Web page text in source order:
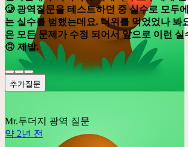
🥲 광역질문을 테스트하던 중 실수로 모두
는 실수를 범했는데요. 더위를 먹었었나 봐
은 모든 문제가 수정 되어서 앞으로 이런 실
🙃 제발.
추가질문
Mr.두더지
광역 질문
약 2년 전